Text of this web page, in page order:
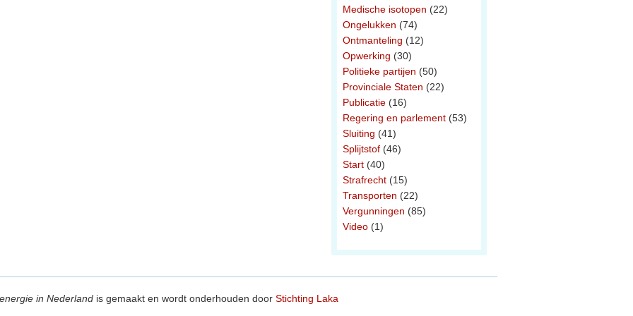
Medische isotopen (22)
Ongelukken (74)
Ontmanteling (12)
Opwerking (30)
Politieke partijen (50)
Provinciale Staten (22)
Publicatie (16)
Regering en parlement (53)
Sluiting (41)
Splijtstof (46)
Start (40)
Strafrecht (15)
Transporten (22)
Vergunningen (85)
Video (1)
in Nederland is gemaakt en wordt onderhouden door Stichting Laka